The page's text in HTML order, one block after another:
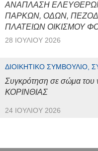
ΑΝΑΠΛΑΣΗ
ΠΑΡΚΩΝ, ΟΔΩΝ,
ΠΛΑΤΕΙΩΝ ΟΙΚΙΣΜΟΥ
28 ΙΟΥΛΊΟΥ 2026
ΔΙΟΙΚΗΤΙΚΌ ΣΥΜΒΟΎΛΙΟ,
Συγκρότηση σε σώμα
ΚΟΡΙΝΘΙΑΣ
24 ΙΟΥΛΊΟΥ 2026